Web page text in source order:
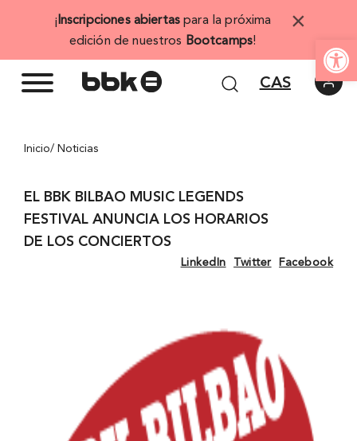
Abrir
¡ Inscripciones abiertas para la próxima
edición de nuestros Bootcamps!
×
CAS
Inicio/ Noticias
EL BBK BILBAO MUSIC LEGENDS
FESTIVAL ANUNCIA LOS HORARIOS
DE LOS CONCIERTOS
LinkedIn Twitter Facebook